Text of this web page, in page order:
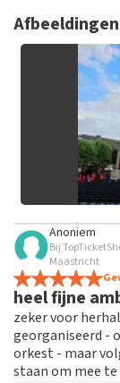
niet mogelijk om
tickets hebt
grof
Het kan enkele
Anoniem
Bij
Maastricht
heel fijne
zeker voor
georganiseerd -
orkest - maar
staan om mee